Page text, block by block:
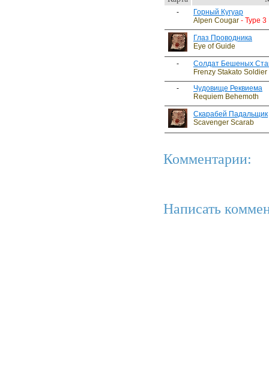
-
Горный Кугуар
Alpen Cougar - Type 3
Глаз Проводника
Eye of Guide
-
Солдат Бешеных
Frenzy Stakato Soldier
-
Чудовище Реквиема
Requiem Behemoth
Скарабей Падальщик
Scavenger Scarab
Комментарии:
Написать